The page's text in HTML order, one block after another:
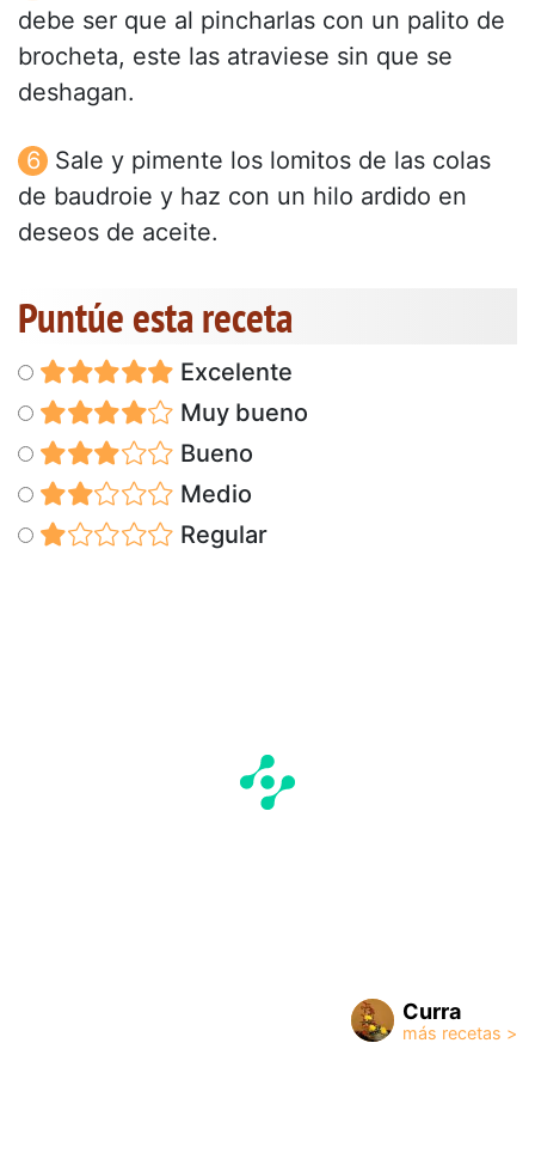
debe ser que al pincharlas con un palito de
brocheta, este las atraviese sin que se
deshagan.
Sale y pimente los lomitos de las colas
de baudroie y haz con un hilo ardido en
deseos de aceite.
Puntúe esta receta
Excelente
Muy bueno
Bueno
Medio
Regular
Curra